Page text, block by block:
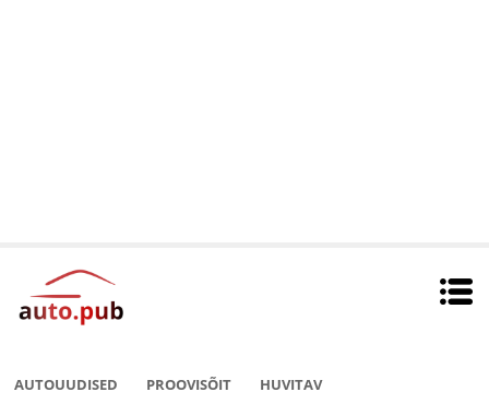
AUTOUUDISED PROOVISÕIT HUVITAV